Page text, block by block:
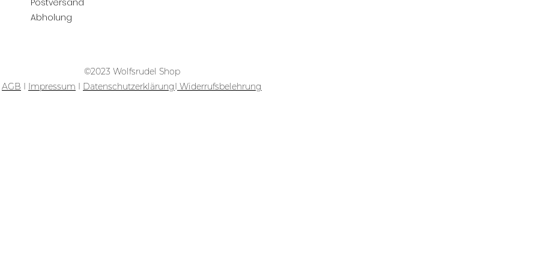
Abholung
©2023 Wolfsrudel Shop
AGB I Impressum I DatenschutzerklärungI Widerrufsbelehrung